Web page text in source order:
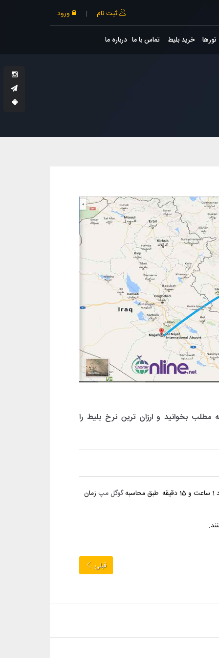
ثبت نام | ورود
تورها خرید بلیط تماس با ما درباره ما
مطلب بخوانید و ارزان ترین نرخ بلیط را
گوگل مپ زمان
قبلی